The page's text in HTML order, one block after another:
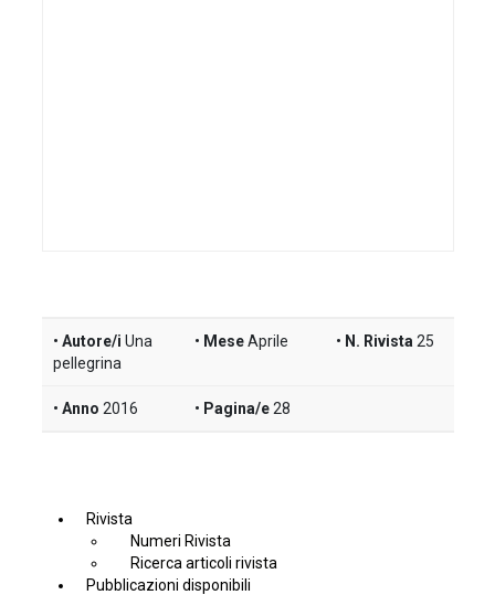
Autore/i Una
pellegrina
Mese Aprile N. Rivista 25
Anno 2016 Pagina/e 28
Rivista
Numeri Rivista
Ricerca articoli rivista
Pubblicazioni disponibili